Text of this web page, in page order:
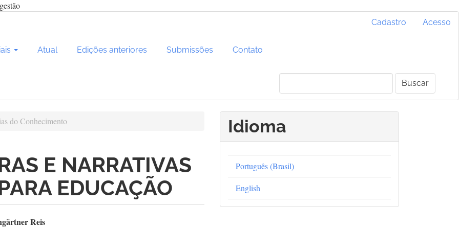
Cadastro Acesso
Atual Edições anteriores Submissões Contato
Buscar
do Conhecimento
E NARRATIVAS
EDUCAÇÃO
Reis
Idioma
Português (Brasil)
English